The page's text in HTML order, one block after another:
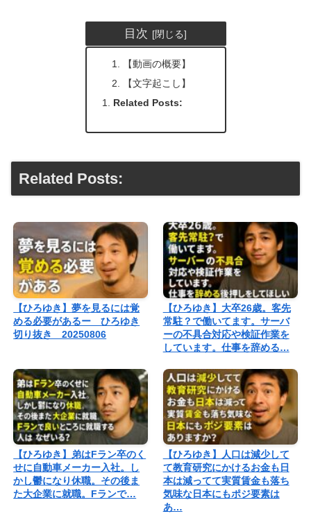
目次
【動画の概要】
【文字起こし】
Related Posts:
Related Posts:
【ひろゆき】夢を見るには覚
める必要があるー ひろゆき
切り抜き 20250806
【ひろゆき】大卒26歳。客先
常駐？で働いてます。サーバ
ーの不具合対応や検証作業を
しています。仕事を辞める…
【ひろゆき】弟はFラン卒のく
せに自動車メーカー入社。し
かし鬱になり休職。その後ま
た大企業に就職。Fランで…
【ひろゆき】人口は減少して
て教育研究にかけるお金も日
本は減ってて実質賃金も落ち
気味な日本にもポジ要素は
あ…